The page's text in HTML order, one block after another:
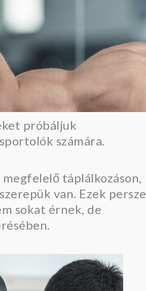
próbáljuk
számára.
táplálkozáson,
van. Ezek persze
sokat érnek, de